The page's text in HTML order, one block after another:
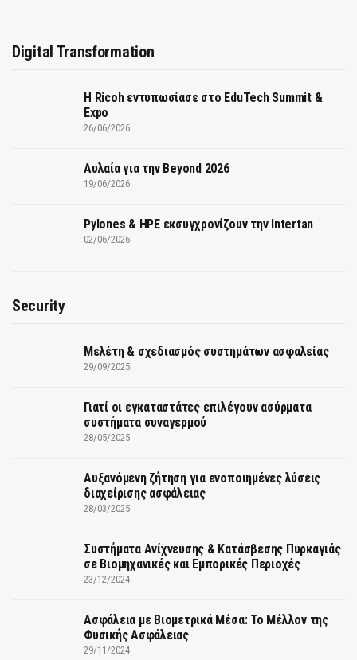
Digital Transformation
Η Ricoh εντυπωσίασε στο EduTech Summit &
Expo
26/06/2026
Αυλαία για την Beyond 2026
19/06/2026
Pylones & HPE εκσυγχρονίζουν την Intertan
02/06/2026
Security
Μελέτη & σχεδιασμός συστημάτων ασφαλείας
29/09/2025
Γιατί οι εγκαταστάτες επιλέγουν ασύρματα
συστήματα συναγερμού
28/05/2025
Αυξανόμενη ζήτηση για ενοποιημένες λύσεις
διαχείρισης ασφάλειας
28/03/2025
Συστήματα Ανίχνευσης & Κατάσβεσης Πυρκαγιάς
σε Βιομηχανικές και Εμπορικές Περιοχές
23/12/2024
Ασφάλεια με Βιομετρικά Μέσα: Το Μέλλον της
Φυσικής Ασφάλειας
29/11/2024